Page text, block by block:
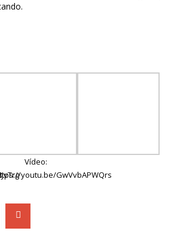
Vídeo:
youtu.be/GwVvbAPWQrs